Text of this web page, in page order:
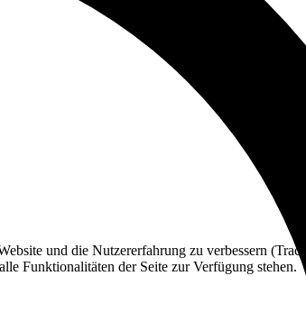
und die Nutzererfahrung zu verbessern
Funktionalitäten der Seite zur Verfügung stehen.